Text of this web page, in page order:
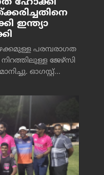
ഇന്ത്യാ
പരമ്പരാഗത
നിറത്തിലുള്ള ജേഴ്‌സി
ഓഗസ്റ്റ്...